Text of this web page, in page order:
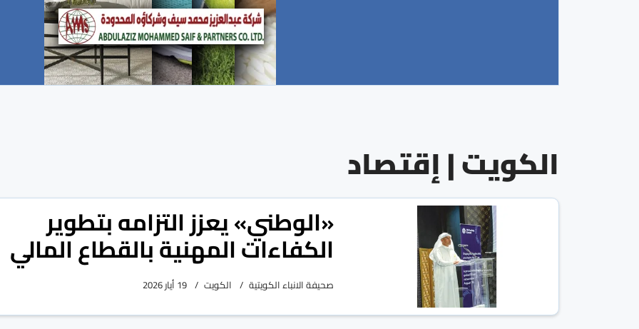
الكويت | إقتصاد
«الوطني» يعزز التزامه بتطوير
الكفاءات المهنية بالقطاع المالي
صحيفة الانباء الكويتية الكويت 19 أيار 2026